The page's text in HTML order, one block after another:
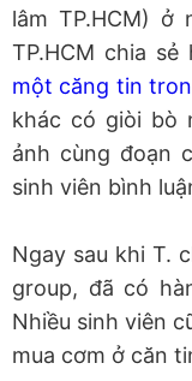
lâm TP.HCM) ở
TP.HCM chia sẻ
một căng tin
khác có giòi bò
ảnh cùng đoạn
sinh viên bình
Ngay sau khi T.
group, đã có
Nhiều sinh viên
mua cơm ở căn